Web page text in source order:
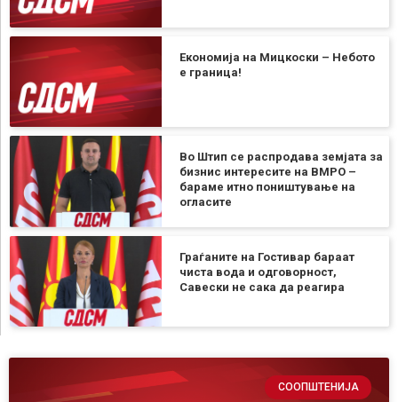
Економија на Мицкоски – Небото
е граница!
Во Штип се распродава земјата за
бизнис интересите на ВМРО –
бараме итно поништување на
огласите
Граѓаните на Гостивар бараат
чиста вода и одговорност,
Савески не сака да реагира
СООПШТЕНИЈА